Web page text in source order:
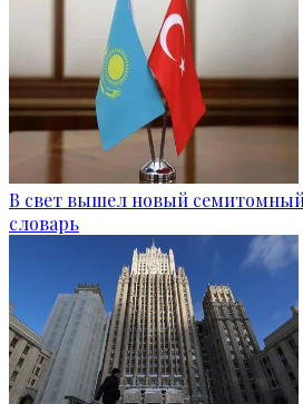
В свет вышел новый
словарь